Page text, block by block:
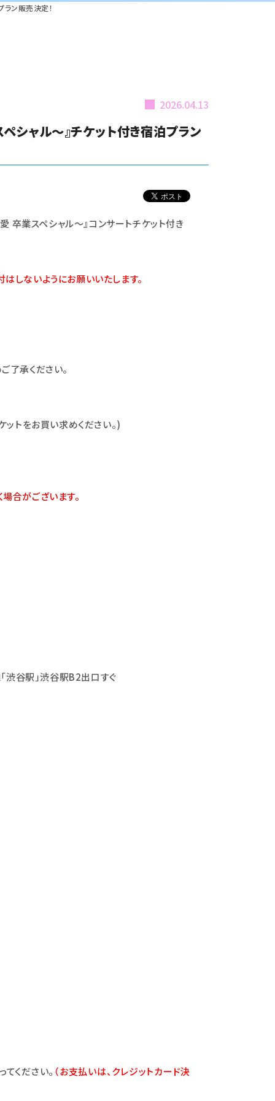
ン販売決定！
2026.04.13
ャル～』チケット付き宿泊プラン
業スペシャル～』コンサートチケット付き
しないようにお願いいたします。
了承ください。
トをお買い求めください。)
合がございます。
渋谷駅」渋谷駅B2出口すぐ
ください。 （お支払いは、クレジットカード決